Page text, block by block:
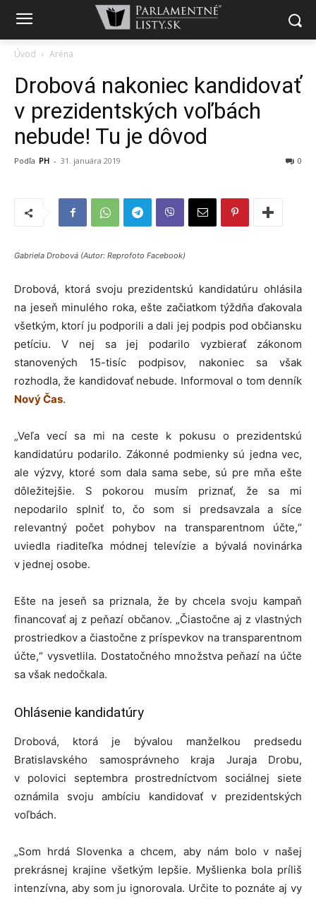
Úvod Aréna
Drobová nakoniec kandidovať
v prezidentských voľbách
nebude! Tu je dôvod
Podľa PH - 31. januára 2019 0
Gabriela Drobová (Autor: Reprofoto Facebook)
Drobová, ktorá svoju prezidentskú kandidatúru ohlásila
na jeseň minulého roka, ešte začiatkom týždňa ďakovala
všetkým, ktorí ju podporili a dali jej podpis pod občiansku
petíciu. V nej sa jej podarilo vyzbierať zákonom
stanovených 15-tisíc podpisov, nakoniec sa však
rozhodla, že kandidovať nebude. Informoval o tom denník
Nový Čas.
„Veľa vecí sa mi na ceste k pokusu o prezidentskú
kandidatúru podarilo. Zákonné podmienky sú jedna vec,
ale výzvy, ktoré som dala sama sebe, sú pre mňa ešte
dôležitejšie. S pokorou musím priznať, že sa mi
nepodarilo splniť to, čo som si predsavzala a síce
relevantný počet pohybov na transparentnom účte,“
uviedla riaditeľka módnej televízie a bývalá novinárka
v jednej osobe.
Ešte na jeseň sa priznala, že by chcela svoju kampaň
financovať aj z peňazí občanov. „Čiastočne aj z vlastných
prostriedkov a čiastočne z príspevkov na transparentnom
účte,“ vysvetlila. Dostatočného množstva peňazí na účte
sa však nedočkala.
Ohlásenie kandidatúry
Drobová, ktorá je bývalou manželkou predsedu
Bratislavského samosprávneho kraja Juraja Drobu,
v polovici septembra prostredníctvom sociálnej siete
oznámila svoju ambíciu kandidovať v prezidentských
voľbách.
„Som hrdá Slovenka a chcem, aby nám bolo v našej
prekrásnej krajine všetkým lepšie. Myšlienka bola príliš
intenzívna, aby som ju ignorovala. Určite to poznáte aj vy